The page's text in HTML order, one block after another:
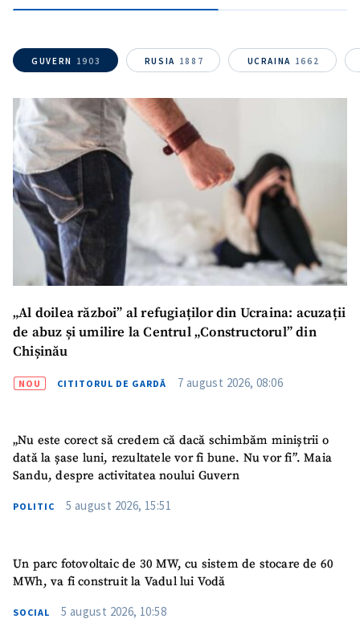
GUVERN 1903 RUSIA 1887 UCRAINA 1662
„Al doilea război” al refugiaților din Ucraina: acuzații
de abuz și umilire la Centrul „Constructorul” din
Chișinău
NOU CITITORUL DE GARDĂ 7 august 2026, 08:06
„Nu este corect să credem că dacă schimbăm miniștrii o
dată la șase luni, rezultatele vor fi bune. Nu vor fi”. Maia
Sandu, despre activitatea noului Guvern
POLITIC 5 august 2026, 15:51
Un parc fotovoltaic de 30 MW, cu sistem de stocare de 60
MWh, va fi construit la Vadul lui Vodă
SOCIAL 5 august 2026, 10:58